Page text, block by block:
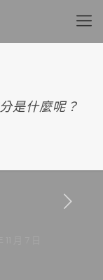
是什麼呢？